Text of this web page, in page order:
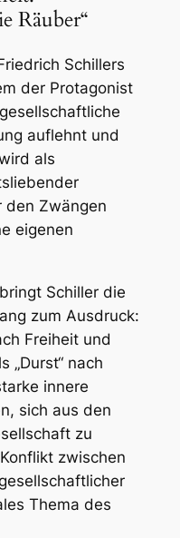
Räuber“
Schillers
der Protagonist
auflehnt und
als
den Zwängen
eigenen
Schiller die
zum Ausdruck:
Freiheit und
„Durst“ nach
innere
sich aus den
zu
zwischen
Thema des